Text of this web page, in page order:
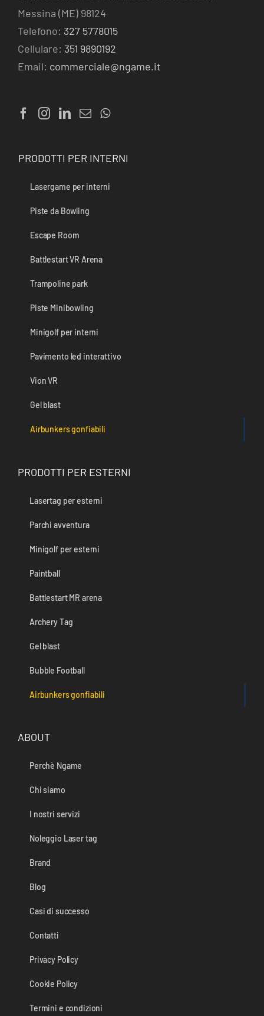
Messina (ME) 98124
Telefono: 327 5778015
Cellulare: 351 9890192
Email: commerciale@ngame.it
PRODOTTI PER INTERNI
Lasergame per interni
Piste da Bowling
Escape Room
Battlestart VR Arena
Trampoline park
Piste Minibowling
Minigolf per interni
Pavimento led interattivo
Vion VR
Gel blast
Airbunkers gonfiabili
PRODOTTI PER ESTERNI
Lasertag per esterni
Parchi avventura
Minigolf per esterni
Paintball
Battlestart MR arena
Archery Tag
Gel blast
Bubble Football
Airbunkers gonfiabili
ABOUT
Perchè Ngame
Chi siamo
I nostri servizi
Noleggio Laser tag
Brand
Blog
Casi di successo
Contatti
Privacy Policy
Cookie Policy
Termini e condizioni